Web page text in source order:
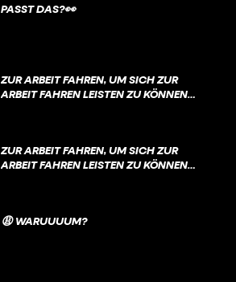
PASST DAS?👀
ZUR ARBEIT FAHREN, UM SICH ZUR
ARBEIT FAHREN LEISTEN ZU KÖNNEN…
ZUR ARBEIT FAHREN, UM SICH ZUR
ARBEIT FAHREN LEISTEN ZU KÖNNEN…
😩 WARUUUUM?